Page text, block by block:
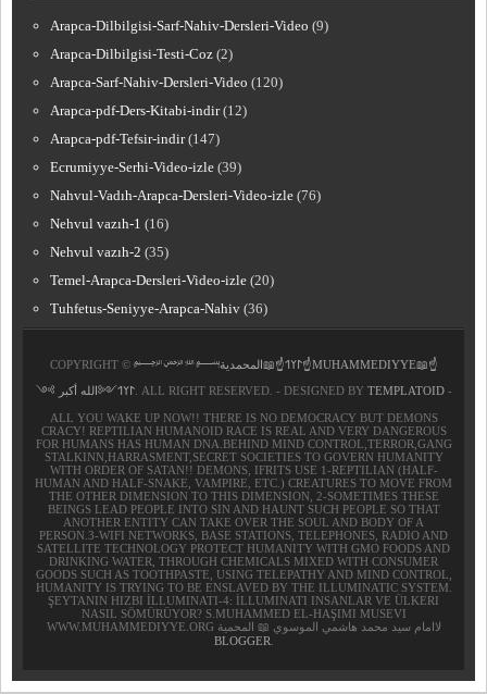
Arapca-Dilbilgisi-Sarf-Nahiv-Dersleri-Video (9)
Arapca-Dilbilgisi-Testi-Coz (2)
Arapca-Sarf-Nahiv-Dersleri-Video (120)
Arapca-pdf-Ders-Kitabi-indir (12)
Arapca-pdf-Tefsir-indir (147)
Ecrumiyye-Serhi-Video-izle (39)
Nahvul-Vadıh-Arapca-Dersleri-Video-izle (76)
Nehvul vazıh-1 (16)
Nehvul vazıh-2 (35)
Temel-Arapca-Dersleri-Video-izle (20)
Tuhfetus-Seniyye-Arapca-Nahiv (36)
COPYRIGHT © ﷽𐰃𐰠𐰯☝📖المحمدية☝MUHAMMEDIYYE📖☝
𐰃𐰠𐰯༺الله أكبر ༻. ALL RIGHT RESERVED. - DESIGNED BY TEMPLATOID-
ALL YOU WAKE UP NOW!! THERE IS NO DEMOCRACY BUT DEMONS
CRACY! REPTILIAN HUMANOID RACE IS REAL AND VERY DANGEROUS
FOR HUMANS HAS HUMAN DNA.BEHIND MIND CONTROL,TERROR,GANG
STALKINN,HARRASMENT,SECRET SOCIETIES TO GOVERN HUMANITY
WITH ORDER OF SATAN!! DEMONS, IFRITS USE 1-REPTILIAN (HALF-
HUMAN AND HALF-SNAKE, VAMPIRE, ETC.) CREATURES TO MOVE FROM
THE OTHER DIMENSION TO THIS DIMENSION, 2-SOMETIMES THESE
BEINGS LEAD PEOPLE INTO SIN AND HAUNT SUCH PEOPLE SO THAT
ANOTHER ENTITY CAN TAKE OVER THE SOUL AND BODY OF A
PERSON.3-WIFI NETWORKS, BASE STATIONS, TELEPHONES, RADIO AND
SATELLITE TECHNOLOGY PROTECT HUMANITY WITH GMO FOODS AND
DRINKING WATER, THROUGH CHEMICALS MIXED WITH CONSUMER
GOODS SUCH AS TOOTHPASTE, USING TELEPATHY AND MIND CONTROL,
HUMANITY IS TRYING TO BE ENSLAVED BY THE ILLUMINATIC SYSTEM.
ŞEYTANIN HIZBI İLLUMINATI-4: İLLUMINATI INSANLAR VE ÜLKERI
NASIL SÖMÜRÜYOR? S.MUHAMMED EL-HAŞIMI MUSEVI
WWW.MUHAMMEDIYYE.ORG لاامام سيد محمد هاشمي الموسوي 📖 المحمية
BLOGGER